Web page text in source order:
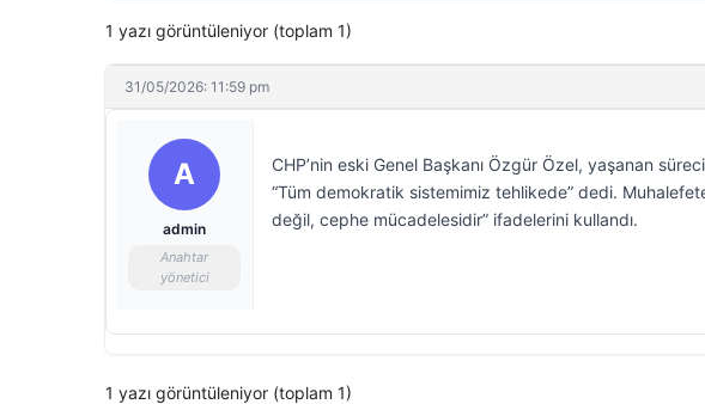
1 yazı görüntüleniyor (toplam 1)
31/05/2026: 11:59 pm
A
admin
Anahtar
yönetici
CHP’nin eski Genel Başkanı Özgür Özel, yaşanan
“Tüm demokratik sistemimiz tehlikede” dedi.
değil, cephe mücadelesidir” ifadelerini kullandı.
1 yazı görüntüleniyor (toplam 1)